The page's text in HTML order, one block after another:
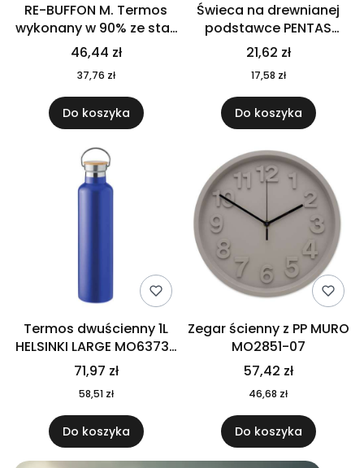
RE-BUFFON M. Termos
wykonany w 90% ze stali
nierdzewnej
pochodzącej z
recyklingu 520 ml 94294
46,44 zł
37,76 zł
Do koszyka
Świeca na drewnianej
podstawce PENTAS
MO6282-40
21,62 zł
17,58 zł
Do koszyka
Termos dwuścienny 1L
HELSINKI LARGE MO6373-
04
71,97 zł
58,51 zł
Do koszyka
Zegar ścienny z PP MURO
MO2851-07
57,42 zł
46,68 zł
Do koszyka